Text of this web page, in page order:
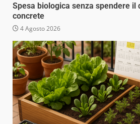
Spesa biologica senza spendere il
concrete
4 Agosto 2026